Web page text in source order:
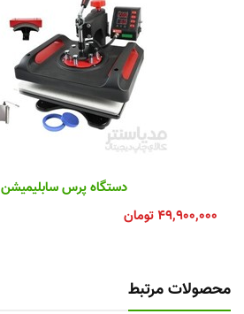
دستگاه پرس سابلیمیشن 8 کاره
۴۹,۹۰۰,۰۰۰تومان
محصولات مرتبط